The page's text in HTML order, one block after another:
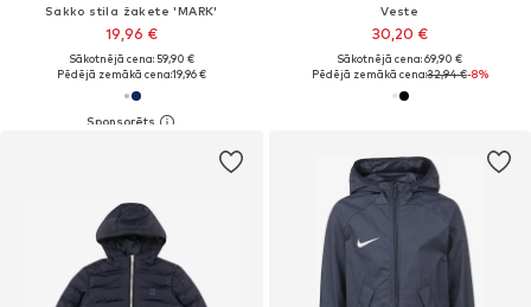
Sakko stila žakete 'MARK'
19,96 €
Sākotnējā cena: 59,90 €
Pēdējā zemākā cena:19,96 €
Veste
30,20 €
Sākotnējā cena: 69,90 €
Pēdējā zemākā cena:32,94 €-8%